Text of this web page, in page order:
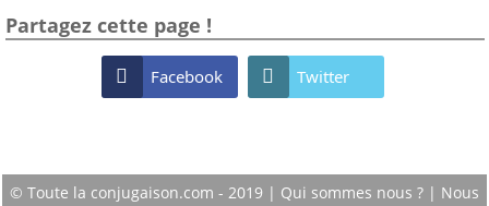
Partagez cette page !
 Facebook  Twitter
© Toute la conjugaison.com - 2019 | Qui sommes nous ? | Nous